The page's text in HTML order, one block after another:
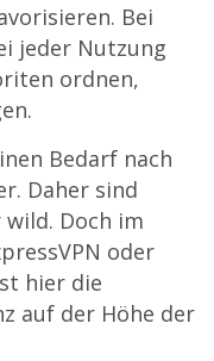
Bei
jeder Nutzung
ordnen,
Bedarf nach
Daher sind
Doch im
oder
hier die
auf der Höhe der